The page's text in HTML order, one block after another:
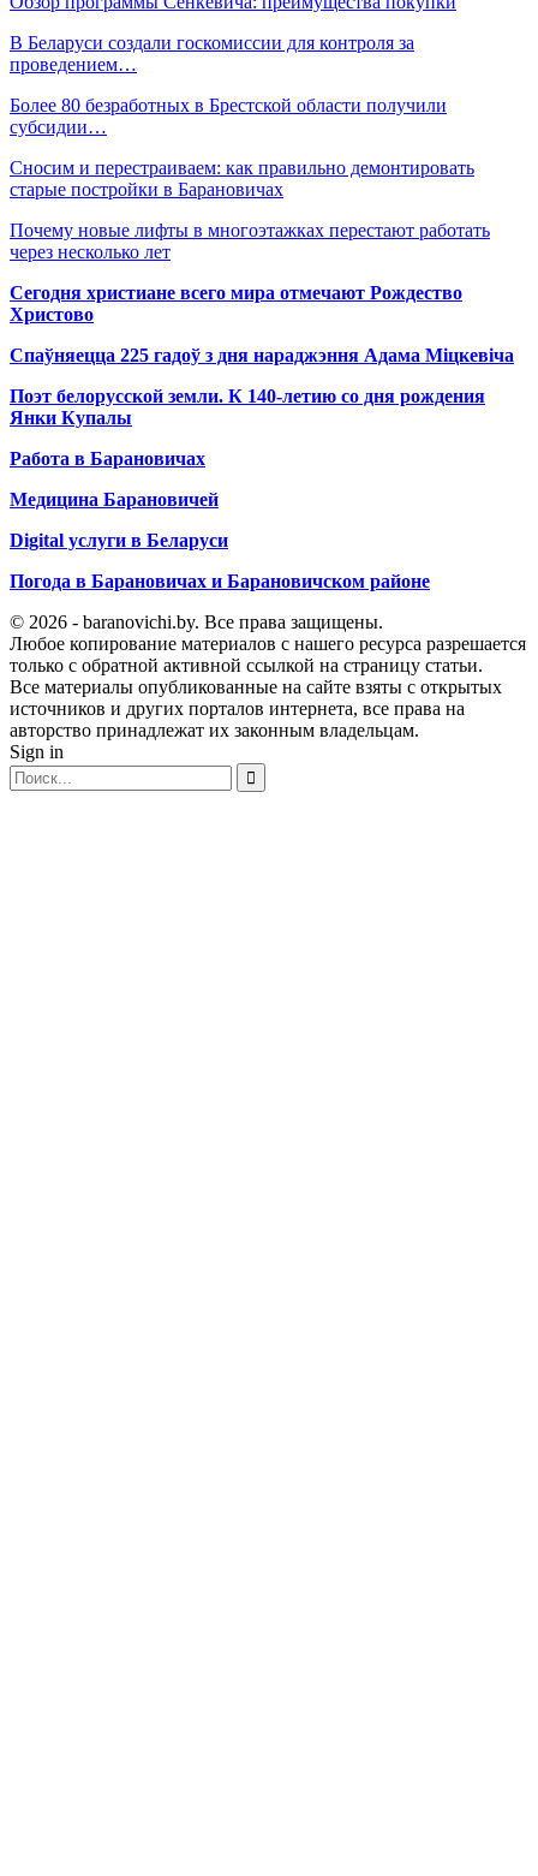
В Беларуси создали госкомиссии для контроля за
проведением…
Более 80 безработных в Брестской области получили
субсидии…
Сносим и перестраиваем: как правильно демонтировать
старые постройки в Барановичах
Почему новые лифты в многоэтажках перестают работать
через несколько лет
Сегодня христиане всего мира отмечают Рождество
Христово
Спаўняецца 225 гадоў з дня нараджэння Адама Міцкевіча
Поэт белорусской земли. К 140-летию со дня рождения
Янки Купалы
Работа в Барановичах
Медицина Барановичей
Digital услуги в Беларуси
Погода в Барановичах и Барановичском районе
© 2026 - baranovichi.by. Все права защищены.
Любое копирование материалов с нашего ресурса разрешается
только с обратной активной ссылкой на страницу статьи.
Все материалы опубликованные на сайте взяты с открытых
источников и других порталов интернета, все права на
авторство принадлежат их законным владельцам.
Sign in